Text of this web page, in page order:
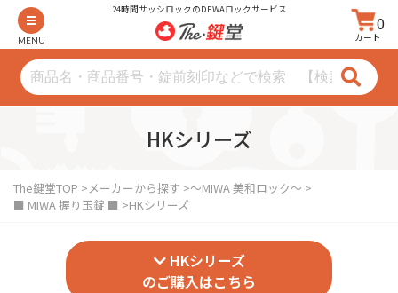
MENU
24時間サッシロックのDEWAロックサービス
0
カート
HKシリーズ
The鍵堂TOP メーカーから探す
～MIWA 美和ロック～
■ MIWA 握り玉錠 ■
HKシリーズ
HKシリーズ
のご購入はこちら